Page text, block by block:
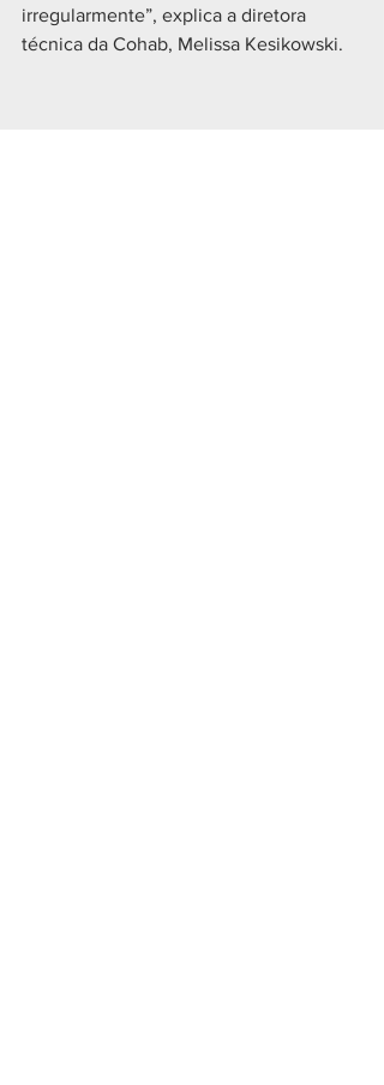
irregularmente”, explica a diretora
técnica da Cohab, Melissa Kesikowski.